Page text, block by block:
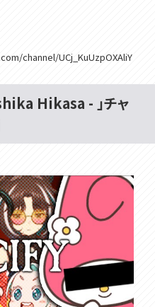
channel/UCj_KuUzpOXAliY
Hikasa - 」チャ